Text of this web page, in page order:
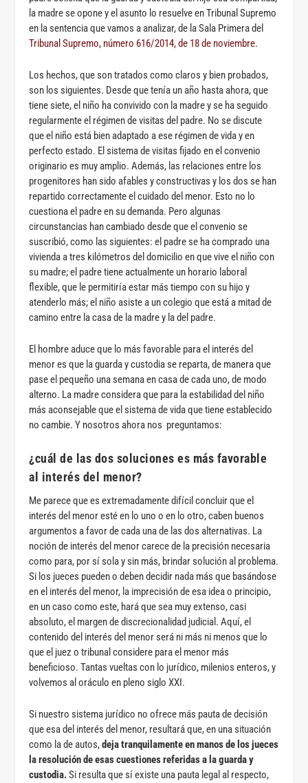
la madre se opone y el asunto lo resuelve en Tribunal Supremo
en la sentencia que vamos a analizar, de la Sala Primera del
Tribunal Supremo, número 616/2014, de 18 de noviembre.
Los hechos, que son tratados como claros y bien probados,
son los siguientes. Desde que tenía un año hasta ahora, que
tiene siete, el niño ha convivido con la madre y se ha seguido
regularmente el régimen de visitas del padre. No se discute
que el niño está bien adaptado a ese régimen de vida y en
perfecto estado. El sistema de visitas fijado en el convenio
originario es muy amplio. Además, las relaciones entre los
progenitores han sido afables y constructivas y los dos se han
repartido correctamente el cuidado del menor. Esto no lo
cuestiona el padre en su demanda. Pero algunas
circunstancias han cambiado desde que el convenio se
suscribió, como las siguientes: el padre se ha comprado una
vivienda a tres kilómetros del domicilio en que vive el niño con
su madre; el padre tiene actualmente un horario laboral
flexible, que le permitiría estar más tiempo con su hijo y
atenderlo más; el niño asiste a un colegio que está a mitad de
camino entre la casa de la madre y la del padre.
El hombre aduce que lo más favorable para el interés del
menor es que la guarda y custodia se reparta, de manera que
pase el pequeño una semana en casa de cada uno, de modo
alterno. La madre considera que para la estabilidad del niño
más aconsejable que el sistema de vida que tiene establecido
no cambie. Y nosotros ahora nos preguntamos:
¿cuál de las dos soluciones es más favorable
al interés del menor?
Me parece que es extremadamente difícil concluir que el
interés del menor esté en lo uno o en lo otro, caben buenos
argumentos a favor de cada una de las dos alternativas. La
noción de interés del menor carece de la precisión necesaria
como para, por sí sola y sin más, brindar solución al problema.
Si los jueces pueden o deben decidir nada más que basándose
en el interés del menor, la imprecisión de esa idea o principio,
en un caso como este, hará que sea muy extenso, casi
absoluto, el margen de discrecionalidad judicial. Aquí, el
contenido del interés del menor será ni más ni menos que lo
que el juez o tribunal considere para el menor más
beneficioso. Tantas vueltas con lo jurídico, milenios enteros, y
volvemos al oráculo en pleno siglo XXI.
Si nuestro sistema jurídico no ofrece más pauta de decisión
que esa del interés del menor, resultará que, en una situación
como la de autos,deja tranquilamente en manos de los jueces
la resolución de esas cuestiones referidas a la guarda y
custodia.Si resulta que sí existe una pauta legal al respecto,